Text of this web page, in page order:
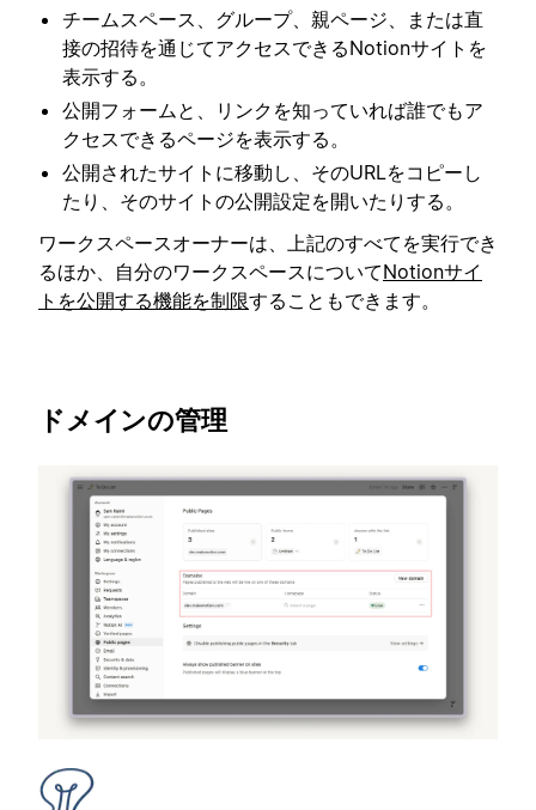
チームスペース、グループ、親ページ、または直
接の招待を通じてアクセスできるNotionサイトを
表示する。
公開フォームと、リンクを知っていれば誰でもア
クセスできるページを表示する。
公開されたサイトに移動し、そのURLをコピーし
たり、そのサイトの公開設定を開いたりする。
ワークスペースオーナーは、上記のすべてを実行でき
るほか、自分のワークスペースについてNotionサイ
トを公開する機能を制限することもできます。
ドメインの管理